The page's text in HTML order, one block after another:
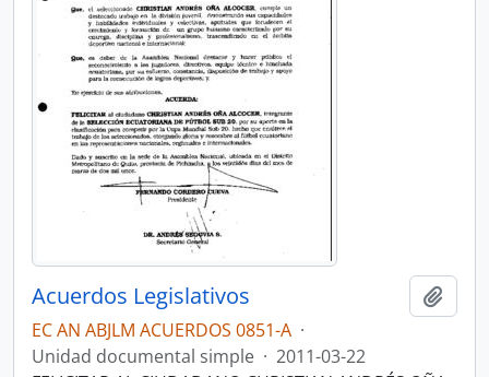
Acuerdos Legislativos
EC AN ABJLM ACUERDOS 0851-A ·
Unidad documental simple · 2011-03-22